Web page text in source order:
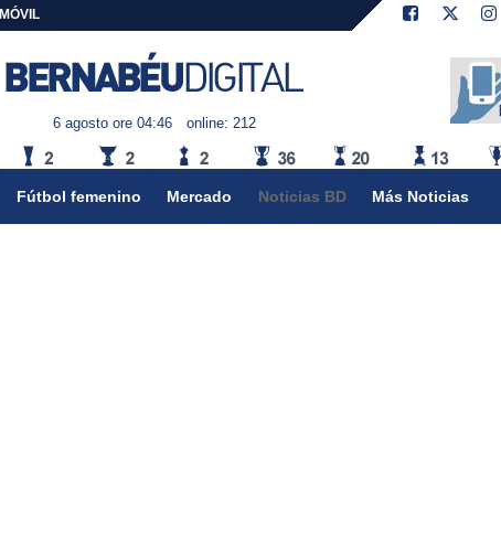
MÓVIL
6 agosto ore 04:46 online: 212
Fútbol femenino Mercado Noticias BD Más Noticias